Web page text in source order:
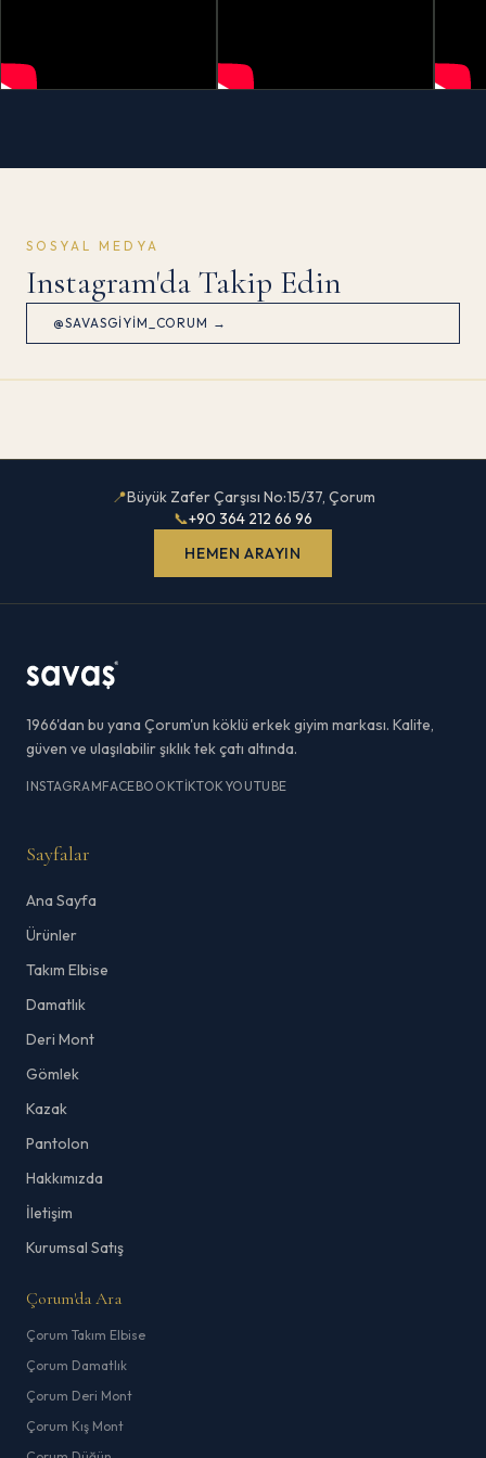
SOSYAL MEDYA
Instagram'da Takip Edin
@SAVASGIYIM_CORUM →
📍Büyük Zafer Çarşısı No:15/37, Çorum
📞+90 364 212 66 96
HEMEN ARAYIN
1966'dan bu yana Çorum'un köklü erkek giyim markası. Kalite,
güven ve ulaşılabilir şıklık tek çatı altında.
INSTAGRAMFACEBOOKTIKTOK YOUTUBE
Sayfalar
Ana Sayfa
Ürünler
Takım Elbise
Damatlık
Deri Mont
Gömlek
Kazak
Pantolon
Hakkımızda
İletişim
Kurumsal Satış
Çorum'da Ara
Çorum Takım Elbise
Çorum Damatlık
Çorum Deri Mont
Çorum Kış Mont